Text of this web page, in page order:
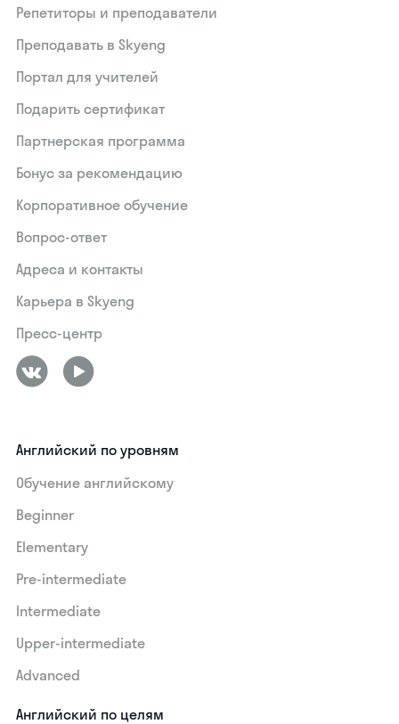
Репетиторы и преподаватели
Преподавать в Skyeng
Портал для учителей
Подарить сертификат
Партнерская программа
Бонус за рекомендацию
Корпоративное обучение
Вопрос-ответ
Адреса и контакты
Карьера в Skyeng
Пресс-центр
Английский по уровням
Обучение английскому
Beginner
Elementary
Pre-intermediate
Intermediate
Upper-intermediate
Advanced
Английский по целям